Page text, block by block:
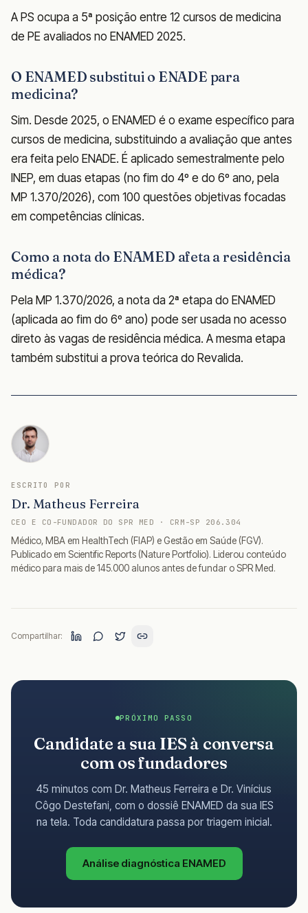
A PS ocupa a 5ª posição entre 12 cursos de medicina
de PE avaliados no ENAMED 2025.
O ENAMED substitui o ENADE para
medicina?
Sim. Desde 2025, o ENAMED é o exame específico para
cursos de medicina, substituindo a avaliação que antes
era feita pelo ENADE. É aplicado semestralmente pelo
INEP, em duas etapas (no fim do 4º e do 6º ano, pela
MP 1.370/2026), com 100 questões objetivas focadas
em competências clínicas.
Como a nota do ENAMED afeta a residência
médica?
Pela MP 1.370/2026, a nota da 2ª etapa do ENAMED
(aplicada ao fim do 6º ano) pode ser usada no acesso
direto às vagas de residência médica. A mesma etapa
também substitui a prova teórica do Revalida.
ESCRITO POR
Dr. Matheus Ferreira
CEO E CO-FUNDADOR DO SPR MED · CRM-SP 206.304
Médico, MBA em HealthTech (FIAP) e Gestão em Saúde (FGV).
Publicado em Scientific Reports (Nature Portfolio). Liderou conteúdo
médico para mais de 145.000 alunos antes de fundar o SPR Med.
Compartilhar:
PRÓXIMO PASSO
Candidate a sua IES à conversa
com os fundadores
45 minutos com Dr. Matheus Ferreira e Dr. Vinícius
Côgo Destefani, com o dossiê ENAMED da sua IES
na tela. Toda candidatura passa por triagem inicial.
Análise diagnóstica ENAMED